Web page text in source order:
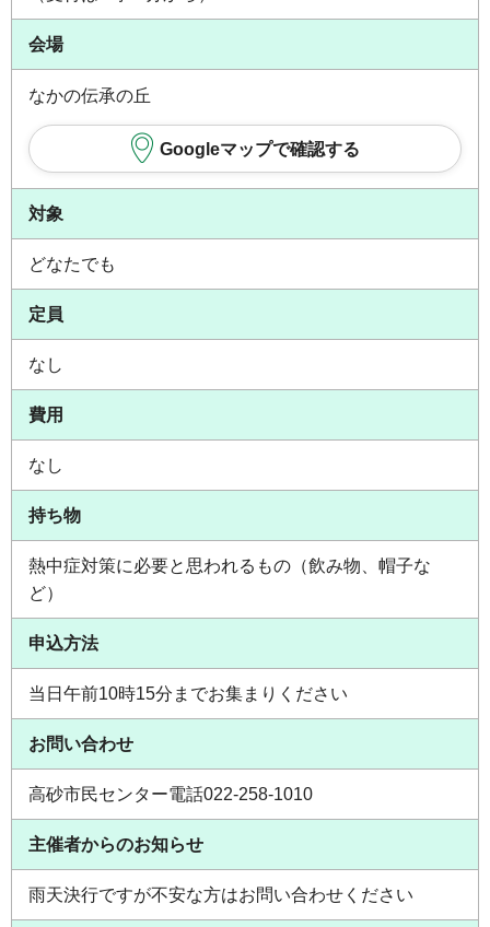
会場
なかの伝承の丘
Googleマップで確認する
対象
どなたでも
定員
なし
費用
なし
持ち物
熱中症対策に必要と思われるもの（飲み物、帽子な
ど）
申込方法
当日午前10時15分までお集まりください
お問い合わせ
高砂市民センター電話022-258-1010
主催者からのお知らせ
雨天決行ですが不安な方はお問い合わせください